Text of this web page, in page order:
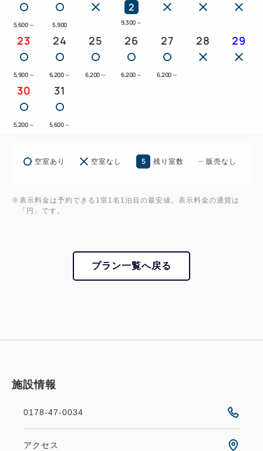
5,600 ～ 5,900
2
9,300 ～
23
5,900 ～
24
6,200 ～
25
6,200 ～
26
6,200 ～
27
6,200 ～
28 29
30
5,200 ～
31
5,600 ～
空室あり 空室なし 5 残り室数 販売なし
※表示料金は予約できる1室1名1泊目の最安値。表示料金の通貨は
「円」です。
プラン一覧へ戻る
施設情報
0178-47-0034
アクセス